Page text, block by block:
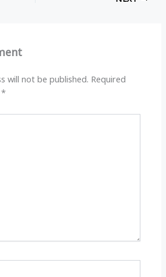
will not be published. Required
*